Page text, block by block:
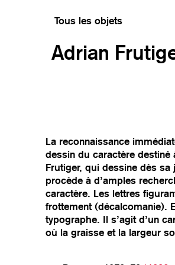
Tous les objets
Adrian
La reconnaissance
dessin du caractère destiné
Frutiger, qui dessine dès
procède à d’amples
caractère. Les lettres
frottement (décalcomanie).
typographe. Il s’agit d’un
où la graisse et la largeur